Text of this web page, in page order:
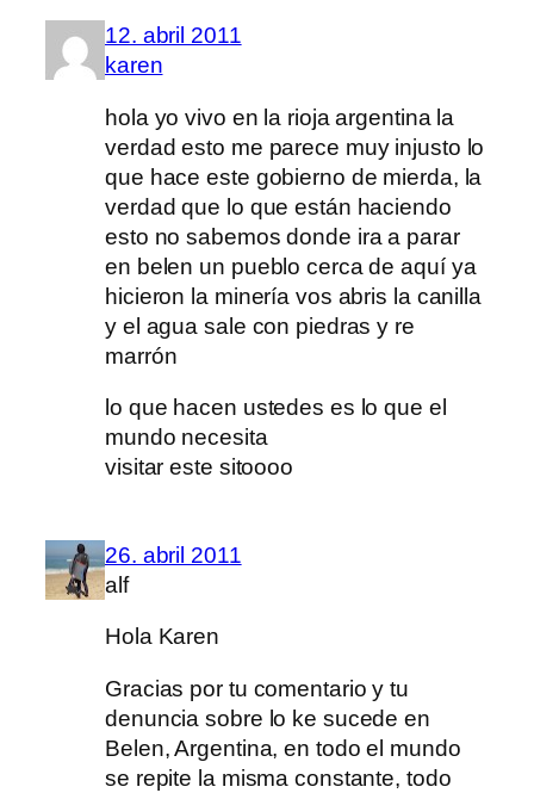
12. abril 2011
karen
hola yo vivo en la rioja argentina la
verdad esto me parece muy injusto lo
que hace este gobierno de mierda, la
verdad que lo que están haciendo
esto no sabemos donde ira a parar
en belen un pueblo cerca de aquí ya
hicieron la minería vos abris la canilla
y el agua sale con piedras y re
marrón
lo que hacen ustedes es lo que el
mundo necesita
visitar este sitoooo
26. abril 2011
alf
Hola Karen
Gracias por tu comentario y tu
denuncia sobre lo ke sucede en
Belen, Argentina, en todo el mundo
se repite la misma constante, todo